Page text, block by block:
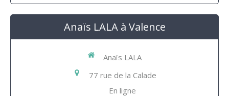
Anaïs LALA à Valence
Anaïs LALA
77 rue de la Calade
En ligne